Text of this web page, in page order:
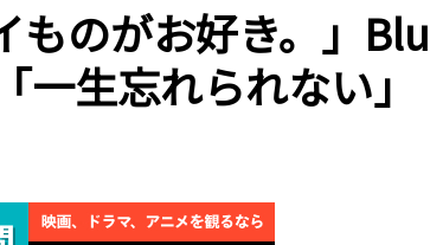
ものがお好き。」
一生忘れられない」